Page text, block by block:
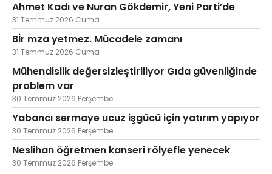
Ahmet Kadı ve Nuran Gökdemir, Yeni Parti’de
31 Temmuz 2026 Cuma
Bİr mza yetmez. Mücadele zamanı
31 Temmuz 2026 Cuma
Mühendislik değersizleştiriliyor Gıda güvenliğinde
problem var
30 Temmuz 2026 Perşembe
Yabancı sermaye ucuz işgücü için yatırım yapıyor
30 Temmuz 2026 Perşembe
Neslihan öğretmen kanseri rölyefle yenecek
30 Temmuz 2026 Perşembe